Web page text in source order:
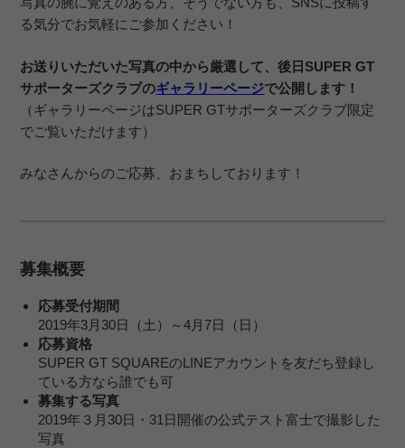
る気分でお気軽にご参加ください！
お送りいただいた写真の中から厳選して、後日SUPER GT
サポーターズクラブのギャラリーページで公開します！
（ギャラリーページはSUPER GTサポーターズクラブ限定
でご覧いただけます）
みなさんからのご応募、おまちしております！
募集概要
応募受付期間
2019年3月30日（土）～4月7日（日）
応募資格
SUPER GT SQUAREのLINEアカウントを友だち登録し
ている方なら誰でも可
募集する写真
2019年３月30日・31日開催の公式テスト富士で撮影した
写真